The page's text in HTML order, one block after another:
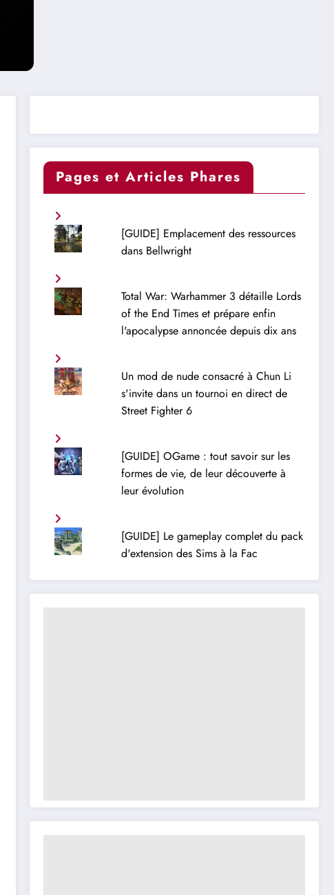
Pages et Articles Phares
[GUIDE] Emplacement des ressources
dans Bellwright
Total War: Warhammer 3 détaille Lords
of the End Times et prépare enfin
l'apocalypse annoncée depuis dix ans
Un mod de nude consacré à Chun Li
s'invite dans un tournoi en direct de
Street Fighter 6
[GUIDE] OGame : tout savoir sur les
formes de vie, de leur découverte à
leur évolution
[GUIDE] Le gameplay complet du pack
d'extension des Sims à la Fac